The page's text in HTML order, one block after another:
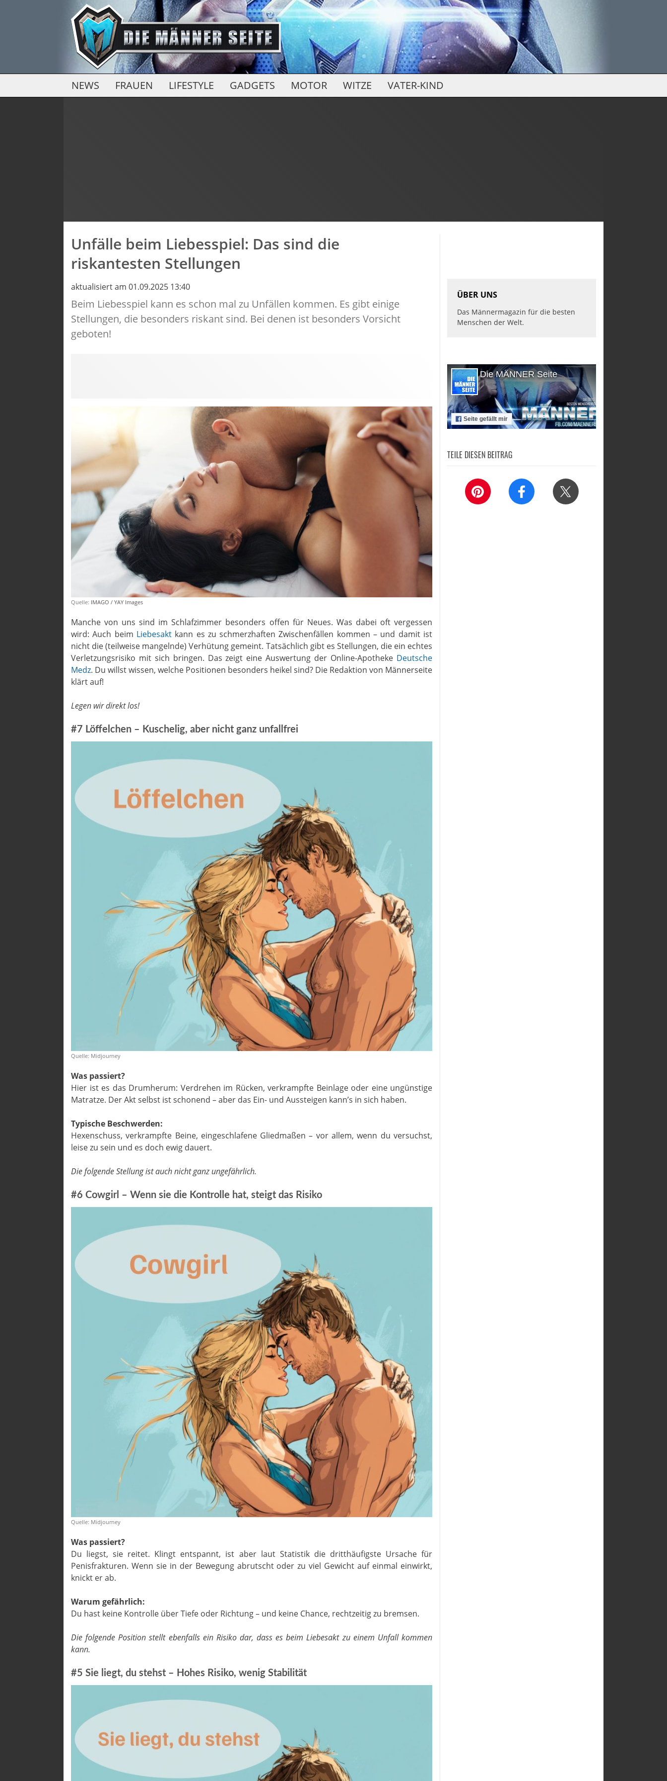
NEWS FRAUEN LIFESTYLE GADGETS MOTOR WITZE VATER-KIND
Unfälle beim Liebesspiel: Das sind die
riskantesten Stellungen
aktualisiert am 01.09.2025 13:40
Beim Liebesspiel kann es schon mal zu Unfällen kommen. Es gibt einige
Stellungen, die besonders riskant sind. Bei denen ist besonders Vorsicht
geboten!
Quelle: IMAGO / YAY Images
Manche von uns sind im Schlafzimmer besonders offen für Neues. Was dabei oft vergessen
wird: Auch beim Liebesaktkann es zu schmerzhaften Zwischenfällen kommen – und damit ist
nicht die (teilweise mangelnde) Verhütung gemeint. Tatsächlich gibt es Stellungen, die ein echtes
Verletzungsrisiko mit sich bringen. Das zeigt eine Auswertung der Online-Apotheke Deutsche
Medz. Du willst wissen, welche Positionen besonders heikel sind? Die Redaktion von Männerseite
klärt auf!
Legen wir direkt los!
#7 Löffelchen – Kuschelig, aber nicht ganz unfallfrei
Quelle: Midjourney
Was passiert?
Hier ist es das Drumherum: Verdrehen im Rücken, verkrampfte Beinlage oder eine ungünstige
Matratze. Der Akt selbst ist schonend – aber das Ein- und Aussteigen kann’s in sich haben.
Typische Beschwerden:
Hexenschuss, verkrampfte Beine, eingeschlafene Gliedmaßen – vor allem, wenn du versuchst,
leise zu sein und es doch ewig dauert.
Die folgende Stellung ist auch nicht ganz ungefährlich.
#6 Cowgirl – Wenn sie die Kontrolle hat, steigt das Risiko
Quelle: Midjourney
Was passiert?
Du liegst, sie reitet. Klingt entspannt, ist aber laut Statistik die dritthäufigste Ursache für
Penisfrakturen. Wenn sie in der Bewegung abrutscht oder zu viel Gewicht auf einmal einwirkt,
knickt er ab.
Warum gefährlich:
Du hast keine Kontrolle über Tiefe oder Richtung – und keine Chance, rechtzeitig zu bremsen.
Die folgende Position stellt ebenfalls ein Risiko dar, dass es beim Liebesakt zu einem Unfall kommen
kann.
#5 Sie liegt, du stehst – Hohes Risiko, wenig Stabilität
ÜBER UNS
Das Männermagazin für die besten
Menschen der Welt.
Die MÄNNER Seite
Seite gefällt mir
TEILE DIESEN BEITRAG